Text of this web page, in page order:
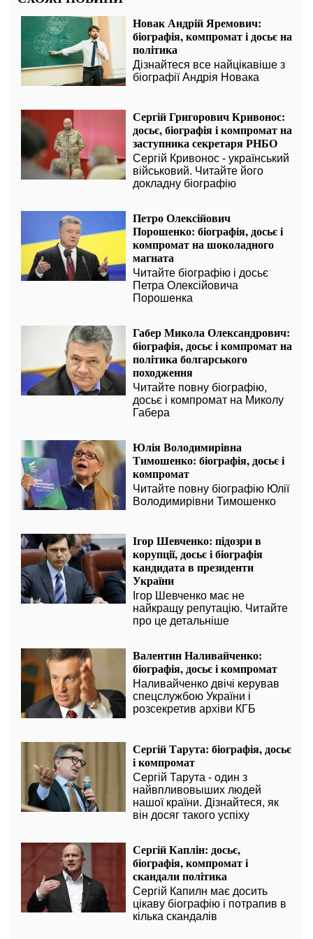
Новак Андрій Яремович:
біографія, компромат і досьє на
політика
Дізнайтеся все найцікавіше з
біографії Андрія Новака
Сергій Григорович Кривонос:
досьє, біографія і компромат на
заступника секретаря РНБО
Сергій Кривонос - український
військовий. Читайте його
докладну біографію
Петро Олексійович
Порошенко: біографія, досьє і
компромат на шоколадного
магната
Читайте біографію і досьє
Петра Олексійовича
Порошенка
Габер Микола Олександрович:
біографія, досьє і компромат на
політика болгарського
походження
Читайте повну біографію,
досьє і компромат на Миколу
Габера
Юлія Володимирівна
Тимошенко: біографія, досьє і
компромат
Читайте повну біографію Юлії
Володимирівни Тимошенко
Ігор Шевченко: підозри в
корупції, досьє і біографія
кандидата в президенти
України
Ігор Шевченко має не
найкращу репутацію. Читайте
про це детальніше
Валентин Наливайченко:
біографія, досьє і компромат
Наливайченко двічі керував
спецслужбою України і
розсекретив архіви КГБ
Сергій Тарута: біографія, досьє
і компромат
Сергій Тарута - один з
найвпливовыших людей
нашої країни. Дізнайтеся, як
він досяг такого успіху
Сергій Каплін: досьє,
біографія, компромат і
скандали політика
Сергій Капилн має досить
цікаву біографію і потрапив в
кілька скандалів